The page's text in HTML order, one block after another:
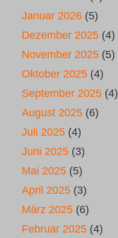
Januar 2026 (5)
Dezember 2025 (4)
November 2025 (5)
Oktober 2025 (4)
September 2025 (4)
August 2025 (6)
Juli 2025 (4)
Juni 2025 (3)
Mai 2025 (5)
April 2025 (3)
März 2025 (6)
Februar 2025 (4)